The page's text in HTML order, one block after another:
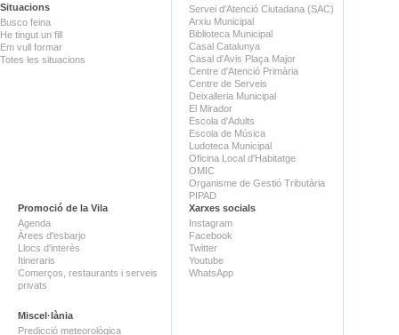
Situacions
Busco feina
He tingut un fill
Em vull formar
Totes les situacions
Servei d'Atenció Ciutadana (SAC)
Arxiu Municipal
Biblioteca Municipal
Casal Catalunya
Casal d'Avis Plaça Major
Centre d'Atenció Primària
Centre de Serveis
Deixalleria Municipal
El Mirador
Escola d'Adults
Escola de Música
Ludoteca Municipal
Oficina Local d'Habitatge
OMIC
Organisme de Gestió Tributària
PIPAD
Promoció de la Vila
Agenda
Àrees d'esbarjo
Llocs d'interès
Itineraris
Comerços, restaurants i serveis
privats
Miscel·lània
Predicció meteorològica
Xarxes socials
Instagram
Facebook
Twitter
Youtube
WhatsApp